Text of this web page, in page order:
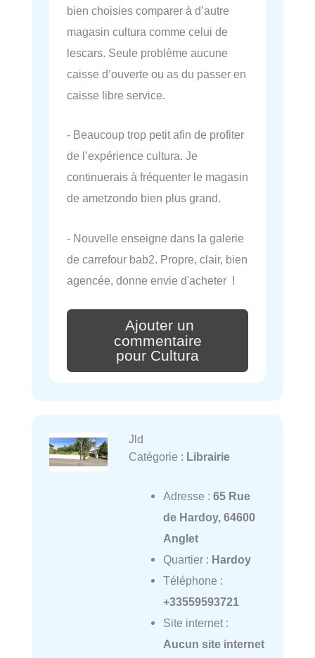
bien choisies comparer à d’autre
magasin cultura comme celui de
lescars. Seule problème aucune
caisse d’ouverte ou as du passer en
caisse libre service.
- Beaucoup trop petit afin de profiter
de l’expérience cultura. Je
continuerais à fréquenter le magasin
de ametzondo bien plus grand.
- Nouvelle enseigne dans la galerie
de carrefour bab2. Propre, clair, bien
agencée, donne envie d'acheter !
Ajouter un
commentaire
pour Cultura
Jld
Catégorie : Librairie
Adresse : 65 Rue
de Hardoy, 64600
Anglet
Quartier : Hardoy
Téléphone :
+33559593721
Site internet :
Aucun site internet